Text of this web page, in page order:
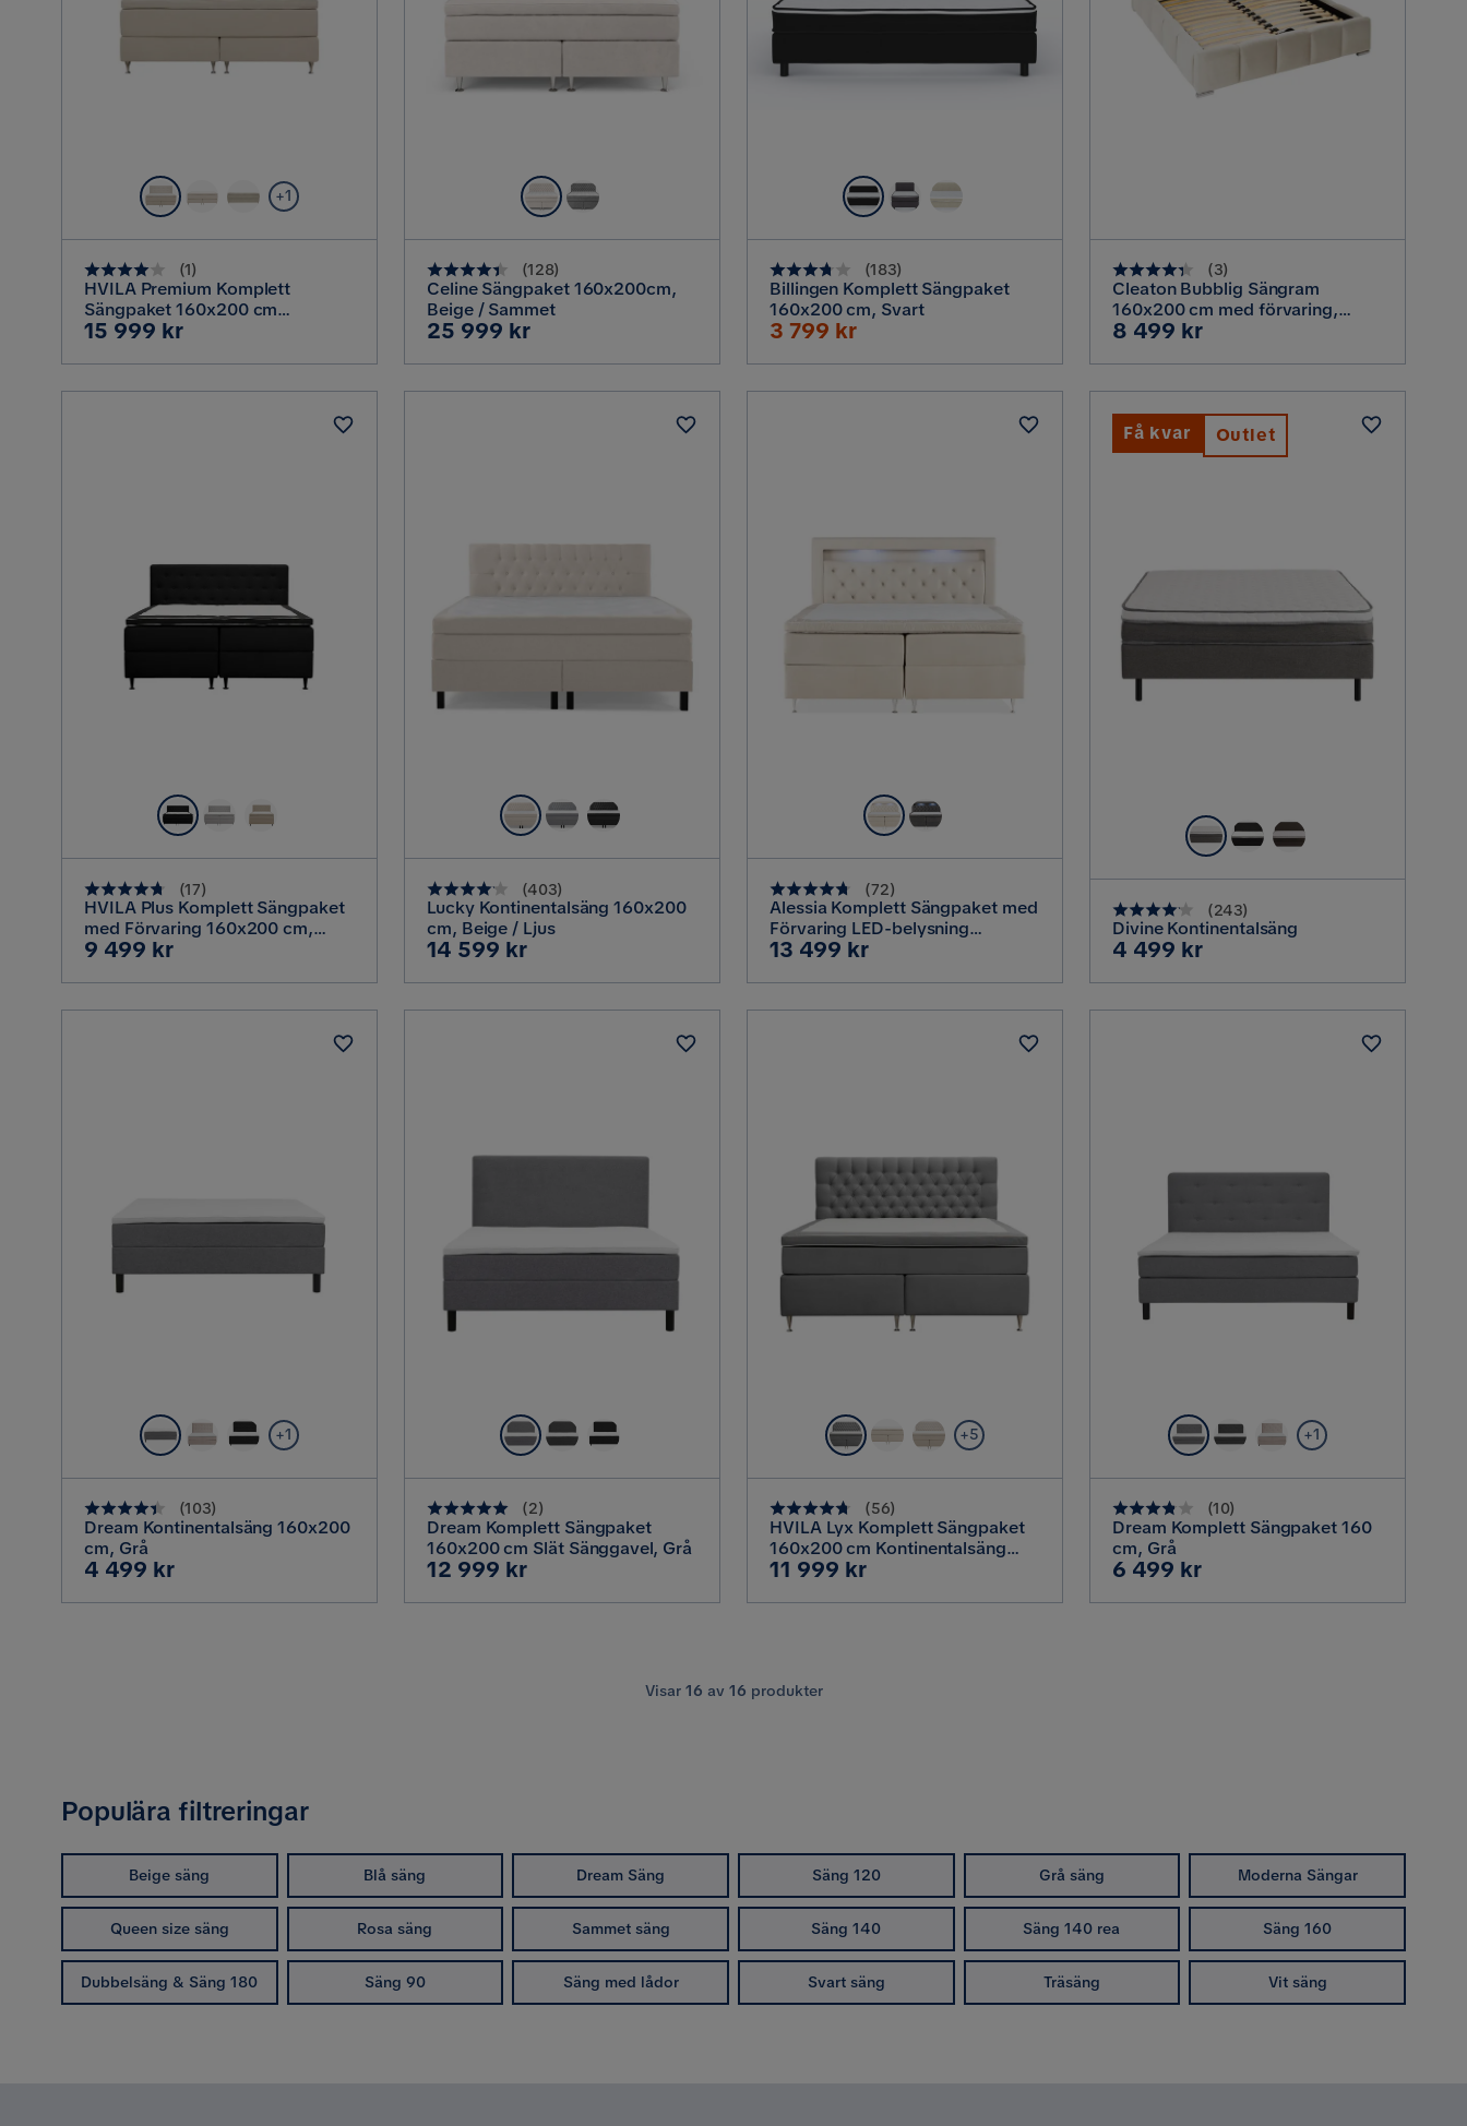
+1
(1)
HVILA Premium Komplett
Sängpaket 160x200 cm
Kontinentalsäng med Sänggavel,
Pris
15 999 kr
(128)
Celine Sängpaket 160x200cm,
Beige / Sammet
Pris
25 999 kr
(183)
Billingen Komplett Sängpaket
160x200 cm, Svart
Rabatterat
3 799 kr
(3)
Cleaton Bubblig Sängram
160x200 cm med förvaring,
Beige
Pris
8 499 kr
(17)
HVILA Plus Komplett Sängpaket
med Förvaring 160x200 cm,
Antracit
Pris
9 499 kr
(403)
Lucky Kontinentalsäng 160x200
cm, Beige / Ljus
Pris
14 599 kr
(72)
Alessia Komplett Sängpaket med
Förvaring LED-belysning
160x200 cm, Biege
Pris
13 499 kr
(243)
Divine Kontinentalsäng
Pris
4 499 kr
Få kvar Outlet
+1
(103)
Dream Kontinentalsäng 160x200
cm, Grå
Pris
4 499 kr
(2)
Dream Komplett Sängpaket
160x200 cm Slät Sänggavel, Grå
Pris
12 999 kr
+5
(56)
HVILA Lyx Komplett Sängpaket
160x200 cm Kontinentalsäng
med knappad sänggavel i
Pris
11 999 kr
+1
(10)
Dream Komplett Sängpaket 160
cm, Grå
Pris
6 499 kr
Visar 16 av 16 produkter
Populära filtreringar
Beige säng Blå säng Dream Säng Säng 120 Grå säng Moderna Sängar
Queen size säng Rosa säng Sammet säng Säng 140 Säng 140 rea Säng 160
Dubbelsäng & Säng 180 Säng 90 Säng med lådor Svart säng Träsäng Vit säng